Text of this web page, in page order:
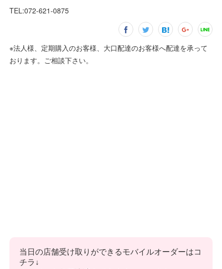
TEL:072-621-0875
※法人様、定期購入のお客様、大口配達のお客様へ配達を承って
おります。ご相談下さい。